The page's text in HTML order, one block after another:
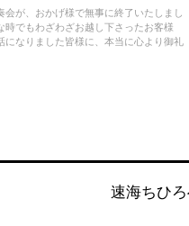
会が、おかげ様で無事に終了いたしまし
時でもわざわざお越し下さったお客様
になりました皆様に、本当に心より御礼
速海ちひ